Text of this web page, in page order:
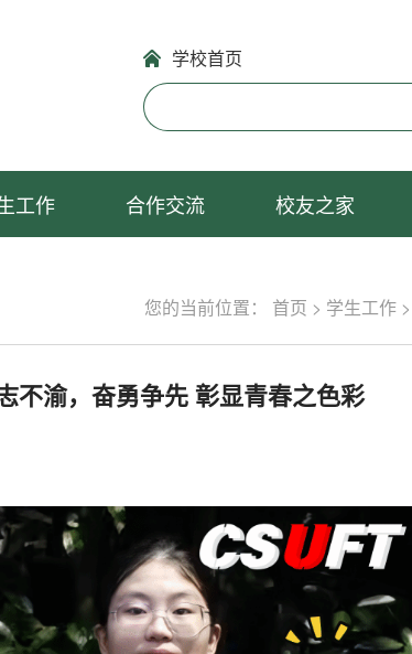
学校首页
工作 合作交流 校友之家
您的当前位置： 首页 > 学生工作
不渝，奋勇争先 彰显青春之色彩